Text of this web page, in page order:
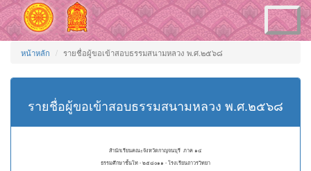
Toggle
navigation
หน้าหลัก รายชื่อผู้ขอเข้าสอบธรรมสนามหลวง พ.ศ.๒๕๖๘
รายชื่อผู้ขอเข้าสอบธรรมสนามหลวง พ.ศ.๒๕๖๘
สำนักเรียนคณะจังหวัดกาญจนบุรี ภาค ๑๔
ธรรมศึกษาชั้นโท - ๒๕๘๐๑๑ - โรงเรียนถาวรวิทยา